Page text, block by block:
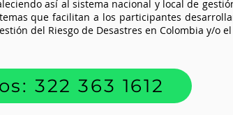
así al sistema nacional y local de
que facilitan a los participantes
del Riesgo de Desastres en Colombia y/o
322 363 1612